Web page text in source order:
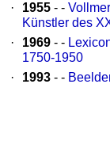
·
1955 - -
Künstler des
·
1969 - -
1750-1950
·
1993 - -